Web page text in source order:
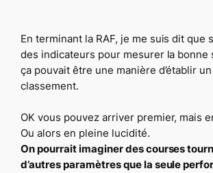
En terminant la RAF, je me suis dit que
des indicateurs pour mesurer la bonne
ça pouvait être une manière d’établir
classement.
OK vous pouvez arriver premier, mais
Ou alors en pleine lucidité.
On pourrait imaginer des courses
d’autres paramètres que la seule